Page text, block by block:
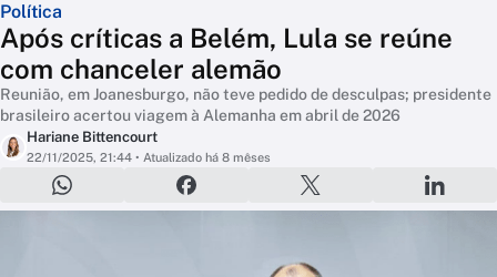
Política
Após críticas a Belém, Lula se reúne
com chanceler alemão
Reunião, em Joanesburgo, não teve pedido de desculpas; presidente
brasileiro acertou viagem à Alemanha em abril de 2026
Hariane Bittencourt
22/11/2025, 21:44 • Atualizado há 8 mêses